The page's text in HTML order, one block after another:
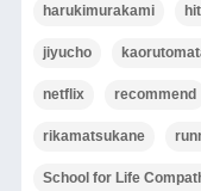
harukimurakami
jiyucho
netflix recommend
rikamatsukane
School for Life